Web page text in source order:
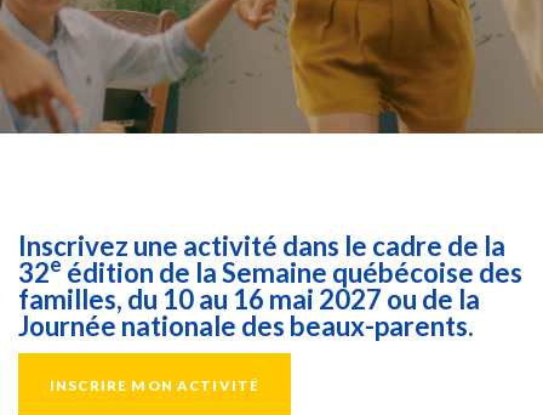
Inscrivez une activité dans le cadre de la
32e édition de la Semaine québécoise des
familles, du 10 au 16 mai 2027 ou de la
Journée nationale des beaux-parents.
INSCRIRE MON ACTIVITÉ